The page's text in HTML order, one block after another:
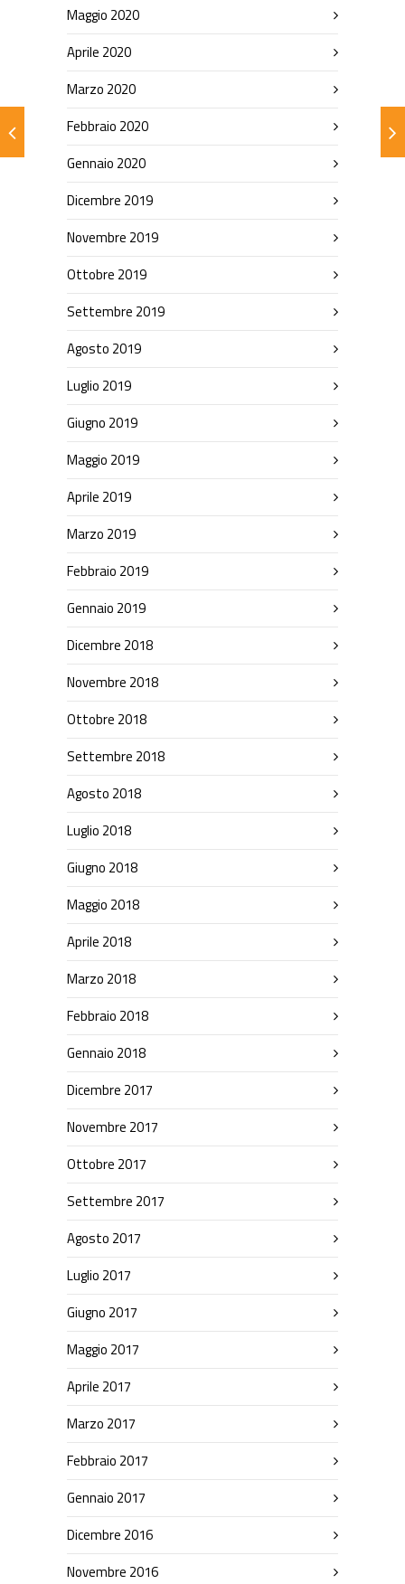
Maggio 2020
Aprile 2020
Marzo 2020
Febbraio 2020
Gennaio 2020
Dicembre 2019
Novembre 2019
Ottobre 2019
Settembre 2019
Agosto 2019
Luglio 2019
Giugno 2019
Maggio 2019
Aprile 2019
Marzo 2019
Febbraio 2019
Gennaio 2019
Dicembre 2018
Novembre 2018
Ottobre 2018
Settembre 2018
Agosto 2018
Luglio 2018
Giugno 2018
Maggio 2018
Aprile 2018
Marzo 2018
Febbraio 2018
Gennaio 2018
Dicembre 2017
Novembre 2017
Ottobre 2017
Settembre 2017
Agosto 2017
Luglio 2017
Giugno 2017
Maggio 2017
Aprile 2017
Marzo 2017
Febbraio 2017
Gennaio 2017
Dicembre 2016
Novembre 2016